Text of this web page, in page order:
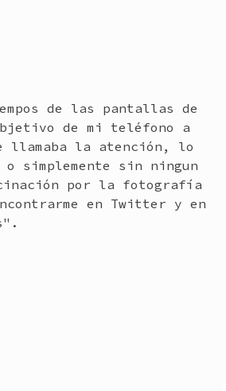
de las pantallas de
de mi teléfono a
llamaba la atención, lo
simplemente sin ningun
por la fotografía
en Twitter y en